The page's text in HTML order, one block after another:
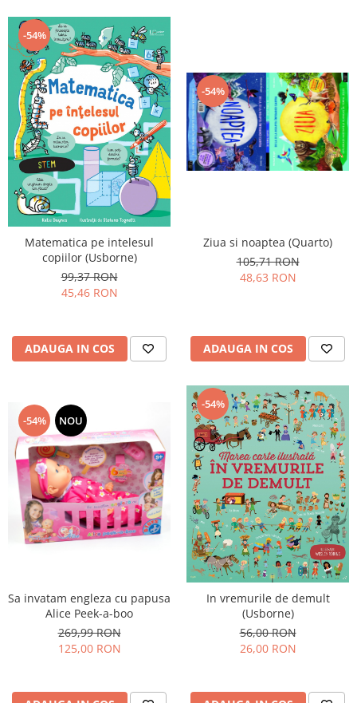
-54%
Matematica pe intelesul
copiilor (Usborne)
99,37 RON
45,46 RON
ADAUGA IN COS
-54%
Ziua si noaptea (Quarto)
105,71 RON
48,63 RON
ADAUGA IN COS
-54% NOU
Sa invatam engleza cu papusa
Alice Peek-a-boo
269,99 RON
125,00 RON
-54%
In vremurile de demult
(Usborne)
56,00 RON
26,00 RON